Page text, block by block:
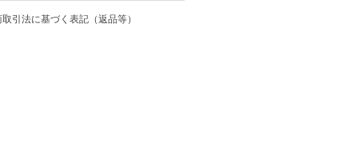
引法に基づく表記（返品等）